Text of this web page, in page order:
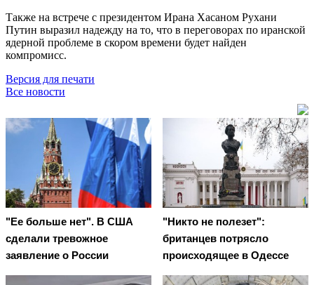
Также на встрече с президентом Ирана Хасаном Рухани
Путин выразил надежду на то, что в переговорах по иранской
ядерной проблеме в скором времени будет найден
компромисс.
Версия для печати
Все новости
"Ее больше нет". В США
сделали тревожное
заявление о России
"Никто не полезет":
британцев потрясло
происходящее в Одессе